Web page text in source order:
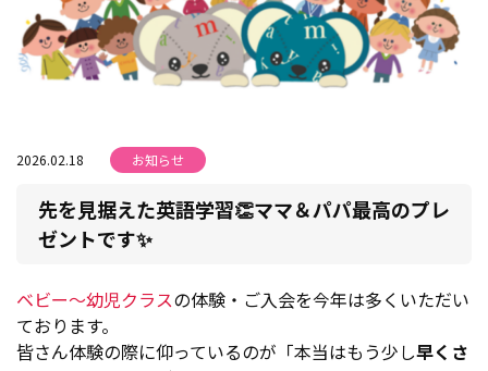
2026.02.18 お知らせ
先を見据えた英語学習👏ママ＆パパ最高のプレ
ゼントです✨
ベビー～幼児クラスの体験・ご入会を今年は多くいただい
ております。
皆さん体験の際に仰っているのが「本当はもう少し早くさ